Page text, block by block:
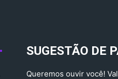
SUGESTÃO DE
Queremos ouvir você!